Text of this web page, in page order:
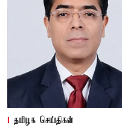
தமிழக செய்திகள்